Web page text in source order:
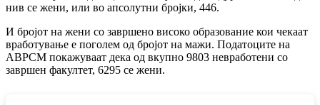
нив се жени, или во апсолутни бројки, 446.
И бројот на жени со завршено високо образование кои чекаат
вработување е поголем од бројот на мажи. Податоците на
АВРСМ покажуваат дека од вкупно 9803 невработени со
завршен факултет, 6295 се жени.